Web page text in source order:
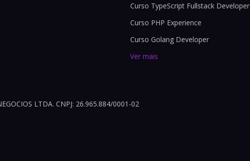
Curso TypeScript Fullstack Developer
Curso PHP Experience
Curso Golang Developer
Ver mais
LTDA. CNPJ: 26.965.884/0001-02